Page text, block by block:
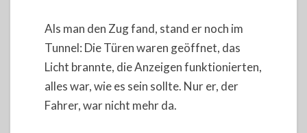
Als man den Zug fand, stand er noch im
Tunnel: Die Türen waren geöffnet, das
Licht brannte, die Anzeigen funktionierten,
alles war, wie es sein sollte. Nur er, der
Fahrer, war nicht mehr da.